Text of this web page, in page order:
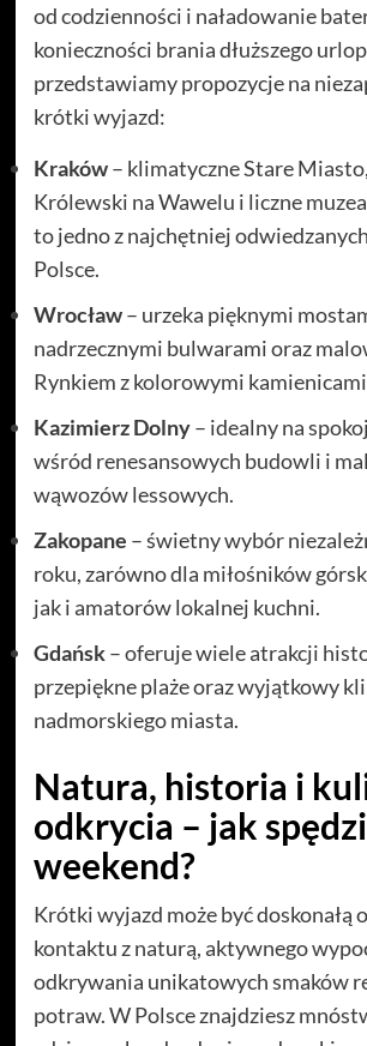
od codzienności i naładowanie
konieczności brania dłuższego
przedstawiamy propozycje na
krótki wyjazd:
Kraków– klimatyczne Stare
Królewski na Wawelu i liczne
to jedno z najchętniej
Polsce.
Wrocław– urzeka pięknymi
nadrzecznymi bulwarami oraz
Rynkiem z kolorowymi
Kazimierz Dolny– idealny na
wśród renesansowych budowli i
wąwozów lessowych.
Zakopane – świetny wybór
roku, zarówno dla miłośników
jak i amatorów lokalnej kuchni.
Gdańsk– oferuje wiele atrakcji
przepiękne plaże oraz wyjątkowy
nadmorskiego miasta.
Natura, historia i
odkrycia – jak
weekend?
Krótki wyjazd może być doskonałą
kontaktu z naturą, aktywnego
odkrywania unikatowych smaków
potraw. W Polsce znajdziesz